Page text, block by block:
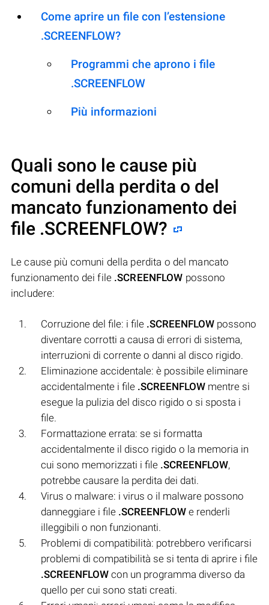
Come aprire un file con l’estensione
.SCREENFLOW?
Programmi che aprono i file
.SCREENFLOW
Più informazioni
Quali sono le cause più
comuni della perdita o del
mancato funzionamento dei
file .SCREENFLOW?
Le cause più comuni della perdita o del mancato
funzionamento dei file .SCREENFLOW possono
includere:
Corruzione del file: i file .SCREENFLOW possono
diventare corrotti a causa di errori di sistema,
interruzioni di corrente o danni al disco rigido.
Eliminazione accidentale: è possibile eliminare
accidentalmente i file .SCREENFLOW mentre si
esegue la pulizia del disco rigido o si sposta i
file.
Formattazione errata: se si formatta
accidentalmente il disco rigido o la memoria in
cui sono memorizzati i file .SCREENFLOW,
potrebbe causare la perdita dei dati.
Virus o malware: i virus o il malware possono
danneggiare i file .SCREENFLOW e renderli
illeggibili o non funzionanti.
Problemi di compatibilità: potrebbero verificarsi
problemi di compatibilità se si tenta di aprire i file
.SCREENFLOW con un programma diverso da
quello per cui sono stati creati.